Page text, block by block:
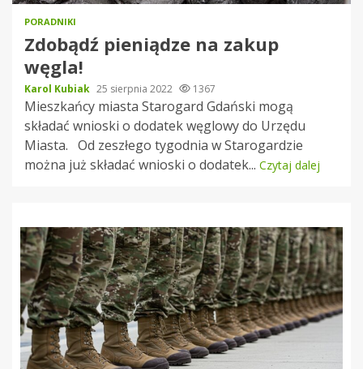
PORADNIKI
Zdobądź pieniądze na zakup
węgla!
Karol Kubiak 25 sierpnia 2022 1367
Mieszkańcy miasta Starogard Gdański mogą
składać wnioski o dodatek węglowy do Urzędu
Miasta. Od zeszłego tygodnia w Starogardzie
można już składać wnioski o dodatek... Czytaj dalej